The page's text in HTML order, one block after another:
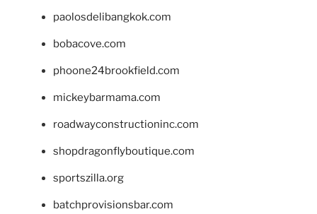
paolosdelibangkok.com
bobacove.com
phoone24brookfield.com
mickeybarmama.com
roadwayconstructioninc.com
shopdragonflyboutique.com
sportszilla.org
batchprovisionsbar.com